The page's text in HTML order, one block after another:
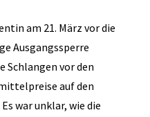
am 21. März vor die
Ausgangssperre
Schlangen vor den
auf den
war unklar, wie die